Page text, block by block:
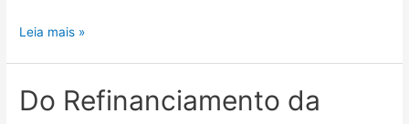
Leia mais »
Do Refinanciamento da